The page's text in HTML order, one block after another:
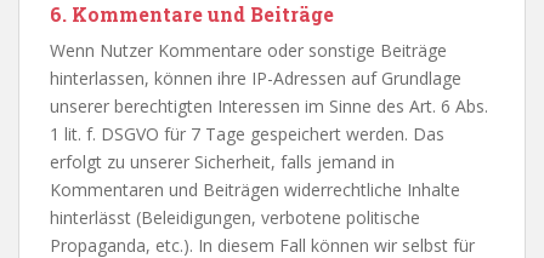
6. Kommentare und Beiträge
Wenn Nutzer Kommentare oder sonstige Beiträge
hinterlassen, können ihre IP-Adressen auf Grundlage
unserer berechtigten Interessen im Sinne des Art. 6 Abs.
1 lit. f. DSGVO für 7 Tage gespeichert werden. Das
erfolgt zu unserer Sicherheit, falls jemand in
Kommentaren und Beiträgen widerrechtliche Inhalte
hinterlässt (Beleidigungen, verbotene politische
Propaganda, etc.). In diesem Fall können wir selbst für